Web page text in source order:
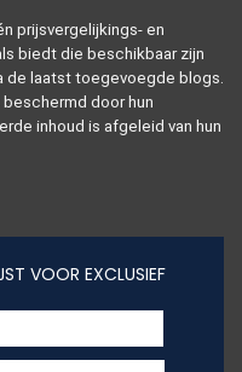
prijsvergelijkings- en
biedt die beschikbaar zijn
de laatst toegevoegde blogs.
door hun
inhoud is afgeleid van hun
VOOR EXCLUSIEF